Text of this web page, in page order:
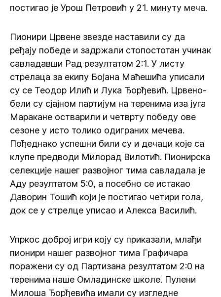
постигао је Урош Петровић у 21. минуту меча.
Пионири Црвене звезде наставили су да
ређају победе и задржали стопостотан учинак
савладавши Рад резултатом 2:1. У листу
стрелаца за екипу Бојана Маћешића уписали
су се Теодор Илић и Лука Ђорђевић. Црвено-
бели су сјајном партијум на теренима иза југа
Маракане остварили и четврту победу ове
сезоне у исто толико одиграних мечева.
Пођеднако успешни били су и дечаци које са
клупе предводи Милорад Вилотић. Пионирска
селекције нашег развојног тима савладала је
Аду резултатом 5:0, а посебно се истакао
Даворин Тошић који је постигао четири гола,
док се у стрелце уписао и Алекса Василић.
Упркос доброј игри коју су приказали, млађи
пионири нашег развојног тима Графичара
поражени су од Партизана резултатом 2:0 на
теренима наше Омладинске школе. Пулени
Милоша Ђорђевића имали су изгледне